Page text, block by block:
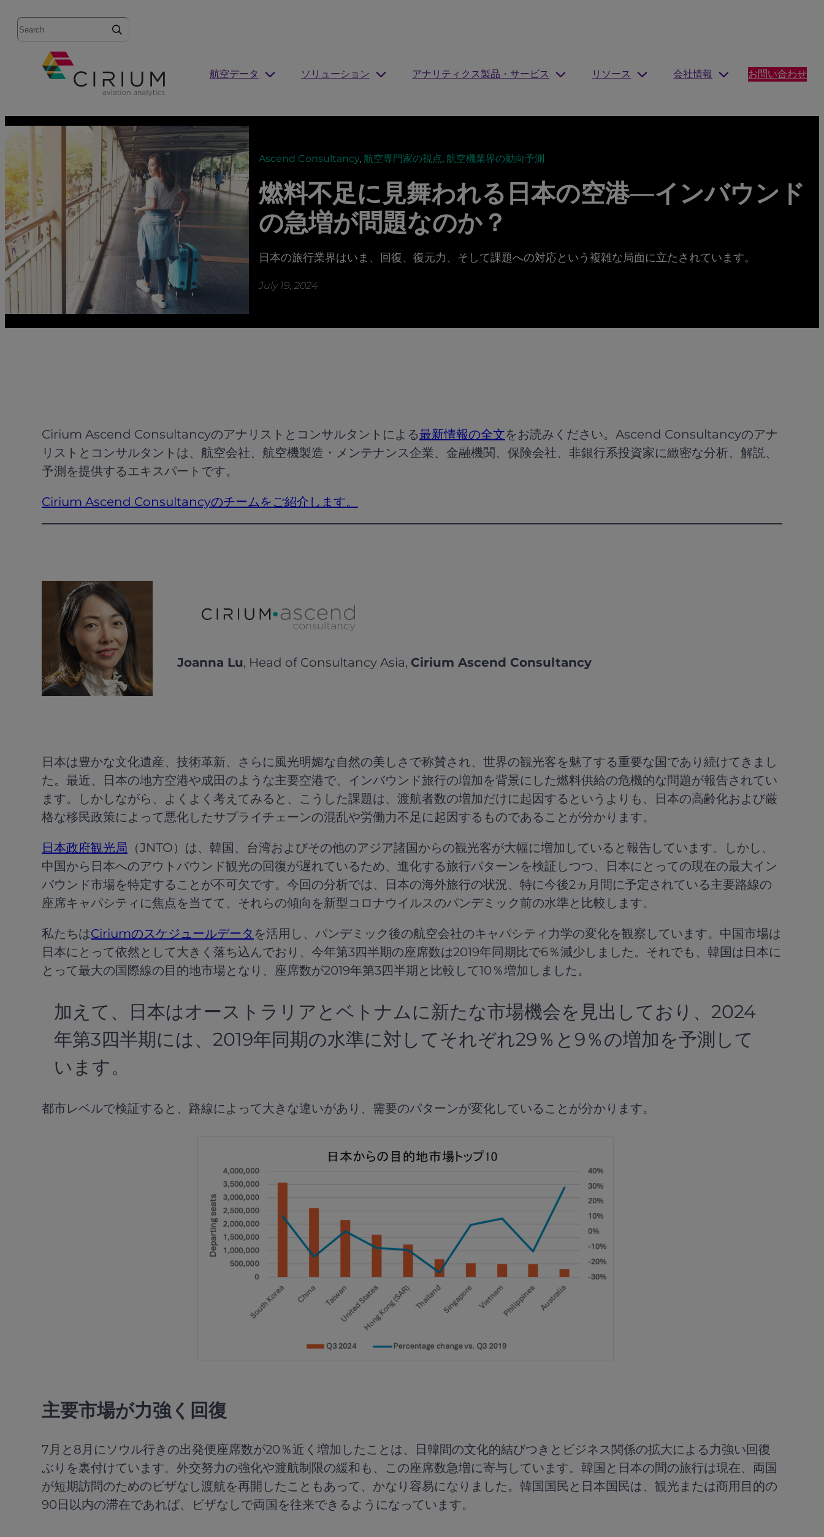
Search
航空データ ソリューション アナリティクス製品・サービス リソース 会社情報 お問い合わせ
Ascend Consultancy,航空専門家の視点,航空機業界の動向予測
燃料不足に見舞われる日本の空港―インバウンド
の急増が問題なのか？
日本の旅行業界はいま、回復、復元力、そして課題への対応という複雑な局面に立たされています。
July 19, 2024
Cirium Ascend Consultancyのアナリストとコンサルタントによる最新情報の全文をお読みください。Ascend Consultancyのアナ
リストとコンサルタントは、航空会社、航空機製造・メンテナンス企業、金融機関、保険会社、非銀行系投資家に緻密な分析、解説、
予測を提供するエキスパートです。
Cirium Ascend Consultancyのチームをご紹介します。
Joanna Lu, Head of Consultancy Asia, Cirium Ascend Consultancy
日本は豊かな文化遺産、技術革新、さらに風光明媚な自然の美しさで称賛され、世界の観光客を魅了する重要な国であり続けてきまし
た。最近、日本の地方空港や成田のような主要空港で、インバウンド旅行の増加を背景にした燃料供給の危機的な問題が報告されてい
ます。しかしながら、よくよく考えてみると、こうした課題は、渡航者数の増加だけに起因するというよりも、日本の高齢化および厳
格な移民政策によって悪化したサプライチェーンの混乱や労働力不足に起因するものであることが分かります。
日本政府観光局 （JNTO）は、韓国、台湾およびその他のアジア諸国からの観光客が大幅に増加していると報告しています。しかし、
中国から日本へのアウトバウンド観光の回復が遅れているため、進化する旅行パターンを検証しつつ、日本にとっての現在の最大イン
バウンド市場を特定することが不可欠です。今回の分析では、日本の海外旅行の状況、特に今後2ヵ月間に予定されている主要路線の
座席キャパシティに焦点を当てて、それらの傾向を新型コロナウイルスのパンデミック前の水準と比較します。
私たちはCiriumのスケジュールデータ を活用し、パンデミック後の航空会社のキャパシティ力学の変化を観察しています。中国市場は
日本にとって依然として大きく落ち込んでおり、今年第3四半期の座席数は2019年同期比で6％減少しました。それでも、韓国は日本に
とって最大の国際線の目的地市場となり、座席数が2019年第3四半期と比較して10％増加しました。
加えて、日本はオーストラリアとベトナムに新たな市場機会を見出しており、2024
年第3四半期には、2019年同期の水準に対してそれぞれ29％と9％の増加を予測して
います。
都市レベルで検証すると、路線によって大きな違いがあり、需要のパターンが変化していることが分かります。
主要市場が力強く回復
7月と8月にソウル行きの出発便座席数が20％近く増加したことは、日韓間の文化的結びつきとビジネス関係の拡大による力強い回復
ぶりを裏付けています。外交努力の強化や渡航制限の緩和も、この座席数急増に寄与しています。韓国と日本の間の旅行は現在、両国
が短期訪問のためのビザなし渡航を再開したこともあって、かなり容易になりました。韓国国民と日本国民は、観光または商用目的の
90日以内の滞在であれば、ビザなしで両国を往来できるようになっています。